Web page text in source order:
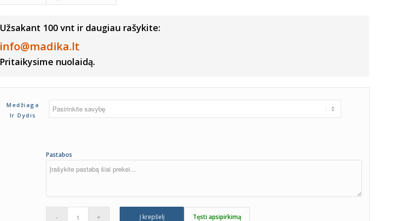
Užsakant 100 vnt ir daugiau rašykite:
info@madika.lt
Pritaikysime nuolaidą.
Medžiaga
Ir Dydis
Pastabos
Į krepšelį Tęsti apsipirkimą